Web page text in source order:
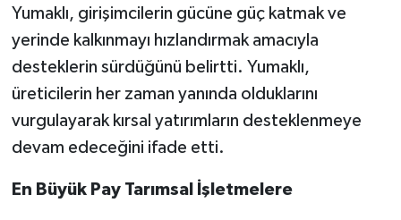
Yumaklı, girişimcilerin gücüne güç katmak ve
yerinde kalkınmayı hızlandırmak amacıyla
desteklerin sürdüğünü belirtti. Yumaklı,
üreticilerin her zaman yanında olduklarını
vurgulayarak kırsal yatırımların desteklenmeye
devam edeceğini ifade etti.
En Büyük Pay Tarımsal İşletmelere